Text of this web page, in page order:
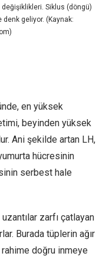
değişiklikleri. Siklus (döngü)
denk geliyor. (Kaynak:
en yüksek
beyinden yüksek
Ani şekilde artan LH,
hücresinin
serbest hale
zarfı çatlayan
Burada tüplerin ağır
doğru inmeye